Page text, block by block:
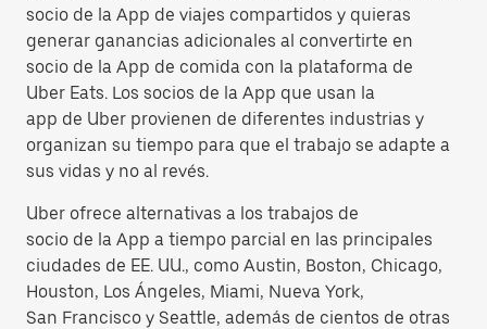
socio de la App de viajes compartidos y quieras
generar ganancias adicionales al convertirte en
socio de la App de comida con la plataforma de
Uber Eats. Los socios de la App que usan la
app de Uber provienen de diferentes industrias y
organizan su tiempo para que el trabajo se adapte a
sus vidas y no al revés.
Uber ofrece alternativas a los trabajos de
socio de la App a tiempo parcial en las principales
ciudades de EE. UU., como Austin, Boston, Chicago,
Houston, Los Ángeles, Miami, Nueva York,
San Francisco y Seattle, además de cientos de otras